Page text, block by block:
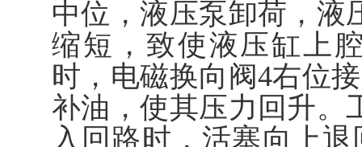
中位，液压泵卸荷，液
缩短，致使液压缸上
时，电磁换向阀4右位
补油，使其压力回升。
入回路时，活塞向上